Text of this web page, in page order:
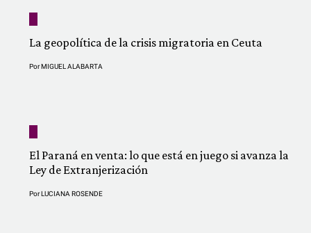
La geopolítica de la crisis migratoria en Ceuta
PorMIGUEL ALABARTA
El Paraná en venta: lo que está en juego si avanza la
Ley de Extranjerización
PorLUCIANA ROSENDE